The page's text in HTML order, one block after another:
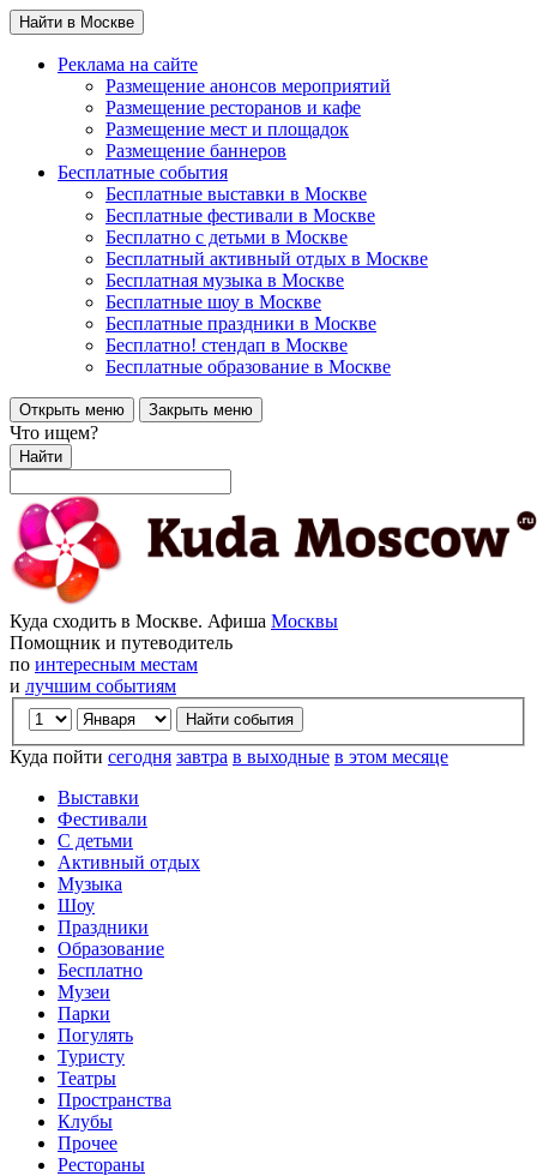
Найти в Москве
Реклама на сайте
Размещение анонсов мероприятий
Размещение ресторанов и кафе
Размещение мест и площадок
Размещение баннеров
Бесплатные события
Бесплатные выставки в Москве
Бесплатные фестивали в Москве
Бесплатно с детьми в Москве
Бесплатный активный отдых в Москве
Бесплатная музыка в Москве
Бесплатные шоу в Москве
Бесплатные праздники в Москве
Бесплатно! стендап в Москве
Бесплатные образование в Москве
Открыть меню Закрыть меню
Что ищем?
Найти
Куда сходить в Москве. Афиша Москвы
Помощник и путеводитель
по интересным местам
и лучшим событиям
Куда пойти сегодня завтра в выходные в этом месяце
Выставки
Фестивали
С детьми
Активный отдых
Музыка
Шоу
Праздники
Образование
Бесплатно
Музеи
Парки
Погулять
Туристу
Театры
Пространства
Клубы
Прочее
Рестораны